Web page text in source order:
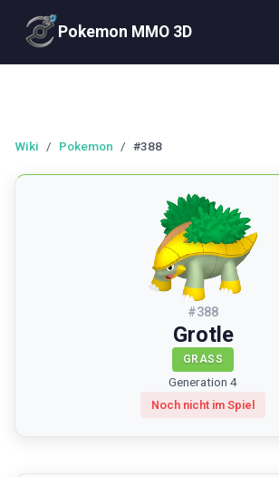
Pokemon MMO 3D
Wiki / Pokemon / #388
#388
Grotle
GRASS
Generation 4
Noch nicht im Spiel